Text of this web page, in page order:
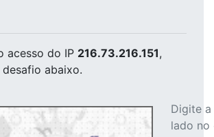
acesso do IP 216.73.216.151,
abaixo.
Digite
lado no